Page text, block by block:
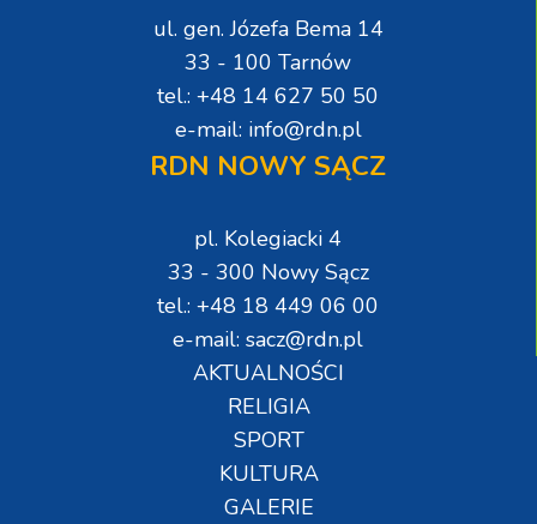
ul. gen. Józefa Bema 14
33 - 100 Tarnów
tel.: +48 14 627 50 50
e-mail: info@rdn.pl
RDN NOWY SĄCZ
pl. Kolegiacki 4
33 - 300 Nowy Sącz
tel.: +48 18 449 06 00
e-mail: sacz@rdn.pl
AKTUALNOŚCI
RELIGIA
SPORT
KULTURA
GALERIE